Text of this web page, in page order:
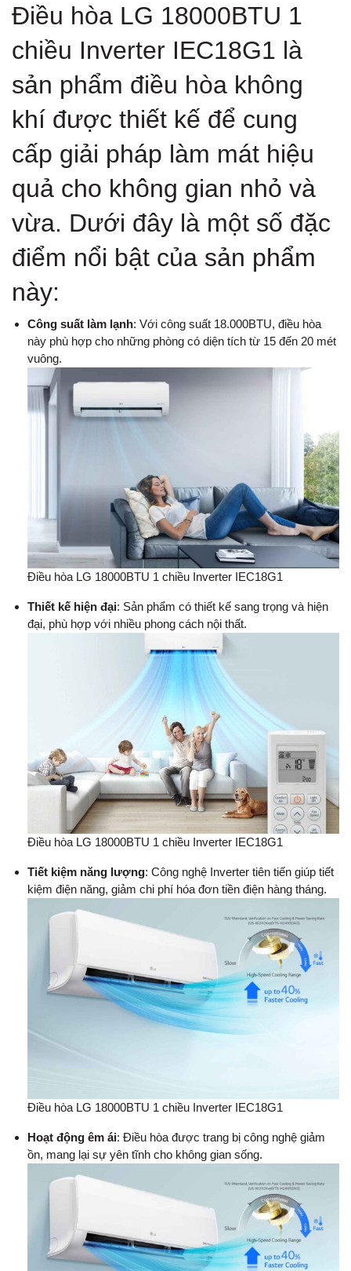
Điều hòa LG 18000BTU 1
chiều Inverter IEC18G1 là
sản phẩm điều hòa không
khí được thiết kế để cung
cấp giải pháp làm mát hiệu
quả cho không gian nhỏ và
vừa. Dưới đây là một số đặc
điểm nổi bật của sản phẩm
này:
Công suất làm lạnh: Với công suất 18.000BTU, điều hòa
này phù hợp cho những phòng có diện tích từ 15 đến 20 mét
vuông.
Điều hòa LG 18000BTU 1 chiều Inverter IEC18G1
Thiết kế hiện đại: Sản phẩm có thiết kế sang trọng và hiện
đại, phù hợp với nhiều phong cách nội thất.
Điều hòa LG 18000BTU 1 chiều Inverter IEC18G1
Tiết kiệm năng lượng: Công nghệ Inverter tiên tiến giúp tiết
kiệm điện năng, giảm chi phí hóa đơn tiền điện hàng tháng.
Điều hòa LG 18000BTU 1 chiều Inverter IEC18G1
Hoạt động êm ái: Điều hòa được trang bị công nghệ giảm
ồn, mang lại sự yên tĩnh cho không gian sống.